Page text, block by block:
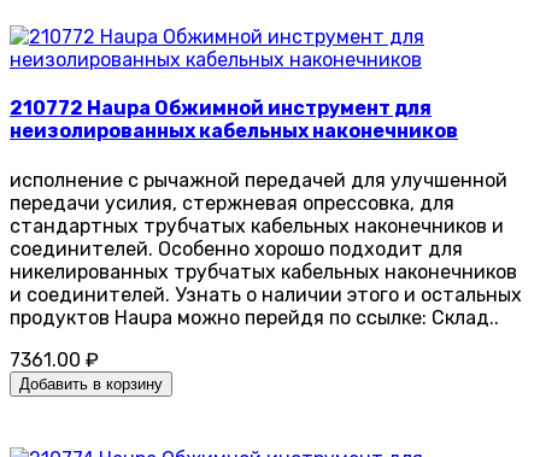
210772 Haupa Обжимной инструмент для
неизолированных кабельных наконечников
исполнение с рычажной передачей для улучшенной
передачи усилия, стержневая опрессовка, для
стандартных трубчатых кабельных наконечников и
соединителей. Особенно хорошо подходит для
никелированных трубчатых кабельных наконечников
и соединителей. Узнать о наличии этого и остальных
продуктов Haupa можно перейдя по ссылке: Склад..
7361.00 ₽
Добавить в корзину